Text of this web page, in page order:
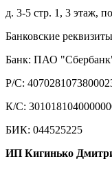
д. 3-5 стр. 1, 3 этаж,
Банковские
Банк: ПАО
Р/С:
К/С:
БИК: 044525225
ИП Кигинько